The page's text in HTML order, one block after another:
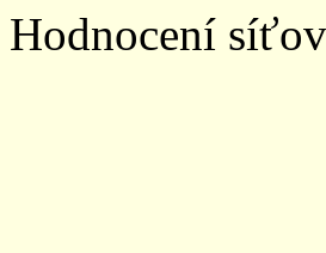
Hodnocení